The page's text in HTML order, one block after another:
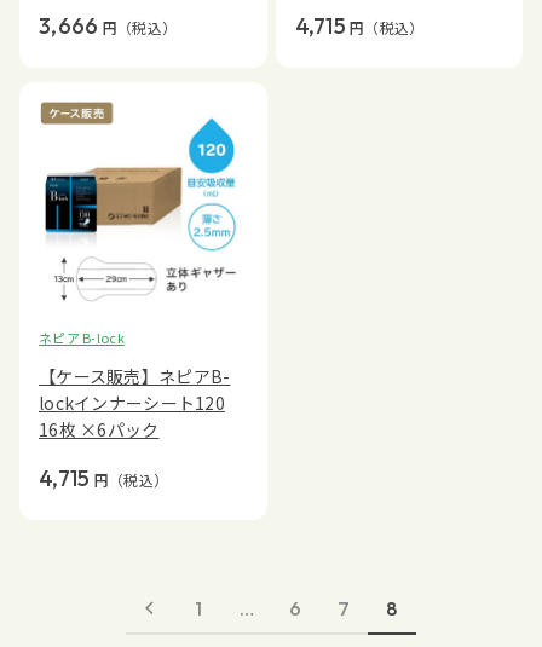
3,666 円 （税込） 4,715 円 （税込）
ネピア B-lock
【ケース販売】ネピアB-
lockインナーシート120
16枚 ×6パック
4,715 円 （税込）
1 … 6 7 8